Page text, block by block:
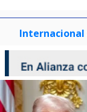
Internacional